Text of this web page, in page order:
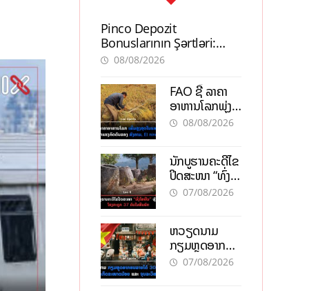
Pinco Depozit
Bonuslarının Şərtləri:
Təcrübəli İstifadəçilərdən
08/08/2026
FAO ຊີ້ ລາຄາ
ອາຫານໂລກພຸ່ງ
ສູງສຸດໃນຮອບ 3
ສົງຄາມ, El
nino
08/08/2026
ນັກບູຮານຄະດີໄຂ
ປິດສະໜາ “ທົ່ງ
ໄຫຫີນ” ຫຼັງພົບ
07/08/2026
ຫວຽດນາມ
ກຽມຫຼຸດອາກອນ
ລາຍໄດ້ 30%
07/08/2026